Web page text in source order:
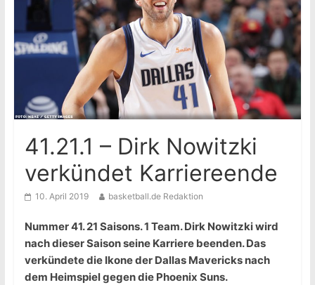
41.21.1 – Dirk Nowitzki
verkündet Karriereende
10. April 2019 basketball.de Redaktion
Nummer 41. 21 Saisons. 1 Team. Dirk Nowitzki wird
nach dieser Saison seine Karriere beenden. Das
verkündete die Ikone der Dallas Mavericks nach
dem Heimspiel gegen die Phoenix Suns.